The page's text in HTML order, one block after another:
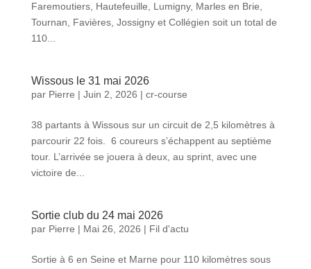
Faremoutiers, Hautefeuille, Lumigny, Marles en Brie,
Tournan, Favières, Jossigny et Collégien soit un total de
110...
Wissous le 31 mai 2026
par Pierre | Juin 2, 2026 | cr-course
38 partants à Wissous sur un circuit de 2,5 kilomètres à
parcourir 22 fois. 6 coureurs s’échappent au septième
tour. L’arrivée se jouera à deux, au sprint, avec une
victoire de...
Sortie club du 24 mai 2026
par Pierre | Mai 26, 2026 | Fil d'actu
Sortie à 6 en Seine et Marne pour 110 kilomètres sous